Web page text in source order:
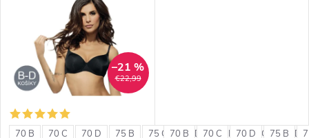
t
o
t
o
€22,99
–21 %
70 B 70 C 70 D 75 B 75 C 75 D 80 B 80 C 80 D
70 B 70 C 70 D 75 B